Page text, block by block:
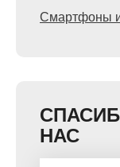
Смартфоны
НАС